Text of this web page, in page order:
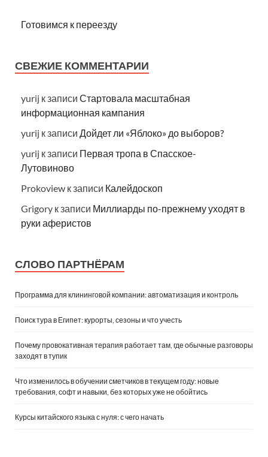
Готовимся к переезду
СВЕЖИЕ КОММЕНТАРИИ
yurij к записи Стартовала масштабная
информационная кампания
yurij к записи Дойдет ли «Яблоко» до выборов?
yurij к записи Первая тропа в Спасское-
Лутовиново
Prokoview к записи Калейдоскоп
Grigory к записи Миллиарды по-прежнему уходят в
руки аферистов
СЛОВО ПАРТНЁРАМ
Программа для клининговой компании: автоматизация и контроль
Поиск тура в Египет: курорты, сезоны и что учесть
Почему провокативная терапия работает там, где обычные разговоры
заходят в тупик
Что изменилось в обучении сметчиков в текущем году: новые
требования, софт и навыки, без которых уже не обойтись
Курсы китайского языка с нуля: с чего начать